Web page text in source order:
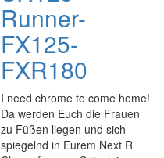
Runner-
FX125-
FXR180
I need chrome to come home!
Da werden Euch die Frauen
zu Füßen liegen und sich
spiegelnd in Eurem Next R